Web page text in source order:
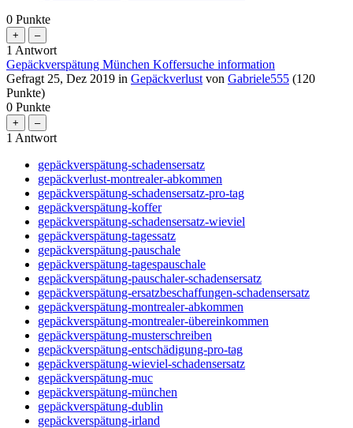
0 Punkte
1 Antwort
Gepäckverspätung München Koffersuche information
Gefragt 25, Dez 2019 in Gepäckverlust von Gabriele555 (120
Punkte)
0 Punkte
1 Antwort
gepäckverspätung-schadensersatz
gepäckverlust-montrealer-abkommen
gepäckverspätung-schadensersatz-pro-tag
gepäckverspätung-koffer
gepäckverspätung-schadensersatz-wieviel
gepäckverspätung-tagessatz
gepäckverspätung-pauschale
gepäckverspätung-tagespauschale
gepäckverspätung-pauschaler-schadensersatz
gepäckverspätung-ersatzbeschaffungen-schadensersatz
gepäckverspätung-montrealer-abkommen
gepäckverspätung-montrealer-übereinkommen
gepäckverspätung-musterschreiben
gepäckverspätung-entschädigung-pro-tag
gepäckverspätung-wieviel-schadensersatz
gepäckverspätung-muc
gepäckverspätung-münchen
gepäckverspätung-dublin
gepäckverspätung-irland